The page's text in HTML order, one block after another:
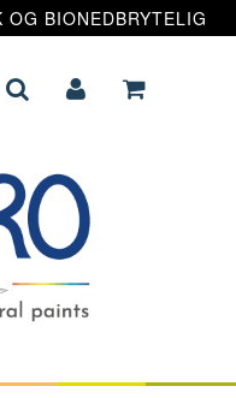
BIONEDBRYTELIG